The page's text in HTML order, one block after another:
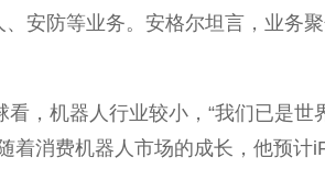
安防等业务。安格尔坦言，业务
，机器人行业较小，“我们已是
消费机器人市场的成长，他预计